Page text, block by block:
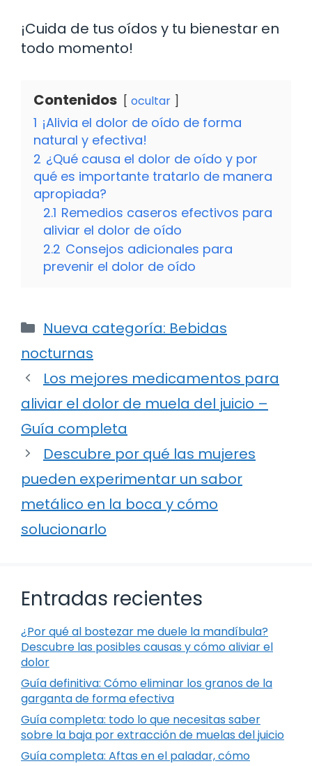
¡Cuida de tus oídos y tu bienestar en
todo momento!
Contenidos ocultar
1 ¡Alivia el dolor de oído de forma
natural y efectiva!
2 ¿Qué causa el dolor de oído y por
qué es importante tratarlo de manera
apropiada?
2.1 Remedios caseros efectivos para
aliviar el dolor de oído
2.2 Consejos adicionales para
prevenir el dolor de oído
Categorías
Nueva categoría: Bebidas
nocturnas
Los mejores medicamentos para
aliviar el dolor de muela del juicio –
Guía completa
Descubre por qué las mujeres
pueden experimentar un sabor
metálico en la boca y cómo
solucionarlo
Entradas recientes
¿Por qué al bostezar me duele la mandíbula?
Descubre las posibles causas y cómo aliviar el
dolor
Guía definitiva: Cómo eliminar los granos de la
garganta de forma efectiva
Guía completa: todo lo que necesitas saber
sobre la baja por extracción de muelas del juicio
Guía completa: Aftas en el paladar, cómo